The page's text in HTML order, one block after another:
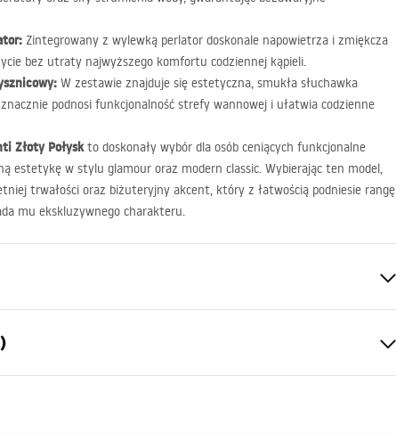
Zintegrowany z wylewką perlator doskonale napowietrza i zmiękcza
bez utraty najwyższego komfortu codziennej kąpieli.
W zestawie znajduje się estetyczna, smukła słuchawka
podnosi funkcjonalność strefy wannowej i ułatwia codzienne
Złoty Połyskto doskonały wybór dla osób ceniących funkcjonalne
estetykę w stylu glamour oraz modern classic. Wybierając ten model,
trwałości oraz biżuteryjny akcent, który z łatwością podniesie rangę
mu ekskluzywnego charakteru.
Złoty